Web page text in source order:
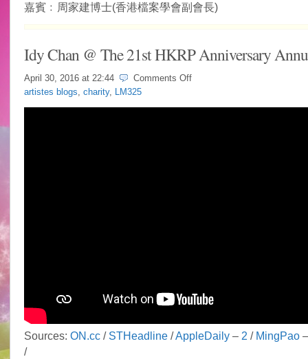
嘉賓﹕周家建博士(香港檔案學會副會長)
Idy Chan @ The 21st HKRP Anniversary
April 30, 2016 at 22:44 Comments Offon
@
artistes blogs, charity, LM325
Sources: ON.cc/ STHeadline/AppleDaily– 2 / MingPao
/